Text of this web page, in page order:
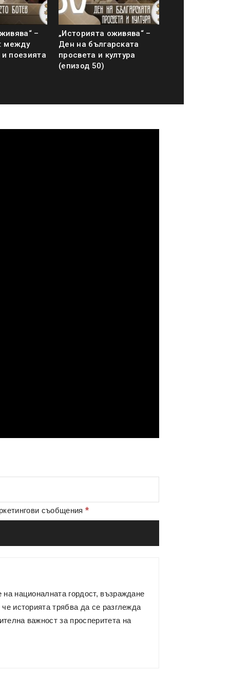
–
между
поезията
„Историята оживява“ –
Ден на българската
просвета и култура
(епизод 50)
съобщения *
на националната гордост, възраждане
историята трябва да се разглежда
важност за просперитета на